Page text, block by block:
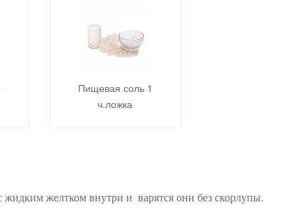
Пищевая соль 1
ч.ложка
желтком внутри и варятся они без скорлупы.